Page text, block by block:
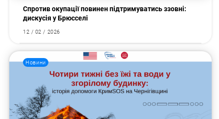
Спротив окупації повинен підтримуватись ззовні:
дискусія у Брюсселі
12 / 02 / 2026
Новини